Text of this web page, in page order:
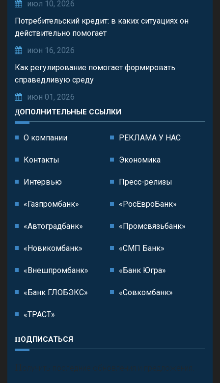
июл 10, 2026
Потребительский кредит: в каких ситуациях он
действительно помогает
июн 16, 2026
Как регулирование помогает формировать
справедливую среду
июн 01, 2026
ДОПОЛНИТЕЛЬНЫЕ ССЫЛКИ
О компании РЕКЛАМА У НАС
Контакты Экономика
Интервью Пресс-релизы
«Газпромбанк» «РосЕвроБанк»
«Автоградбанк» «Промсвязьбанк»
«Новикомбанк» «СМП Банк»
«Внешпромбанк» «Банк Югра»
«Банк ГЛОБЭКС» «Совкомбанк»
«ТРАСТ»
ПОДПИСАТЬСЯ
П олучить последние обновления и предложения.